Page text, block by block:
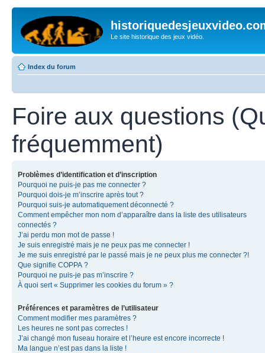
Le site historique des jeux vidéo.
Index du forum
Foire aux questions
fréquemment)
Problèmes d’identification et d’inscription
Pourquoi ne puis-je pas me connecter ?
Pourquoi dois-je m’inscrire après tout ?
Pourquoi suis-je automatiquement déconnecté ?
Comment empêcher mon nom d’apparaître dans la liste des utilisateurs
connectés ?
J’ai perdu mon mot de passe !
Je suis enregistré mais je ne peux pas me connecter !
Je me suis enregistré par le passé mais je ne peux plus me connecter ?!
Que signifie COPPA ?
Pourquoi ne puis-je pas m’inscrire ?
À quoi sert « Supprimer les cookies du forum » ?
Préférences et paramètres de l’utilisateur
Comment modifier mes paramètres ?
Les heures ne sont pas correctes !
J’ai changé mon fuseau horaire et l’heure est encore incorrecte !
Ma langue n’est pas dans la liste !